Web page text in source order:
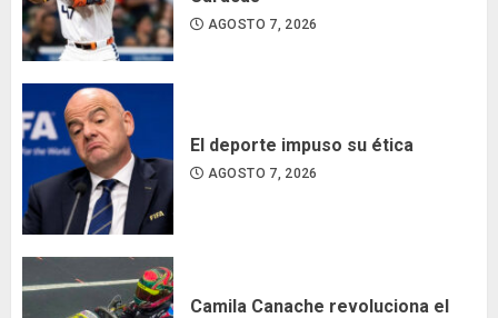
AGOSTO 7, 2026
El deporte impuso su ética
AGOSTO 7, 2026
Camila Canache revoluciona el